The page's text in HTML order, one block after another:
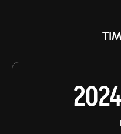
YouTubeの概要欄に掲載され
ント
・2024年12月中旬頃を予定してお